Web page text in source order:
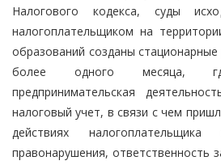
Налогового кодекса, суды
налогоплательщиком на
образований созданы
более одного месяца,
предпринимательская
налоговый учет, в связи с чем
действиях налогоплательщика
правонарушения, ответственность